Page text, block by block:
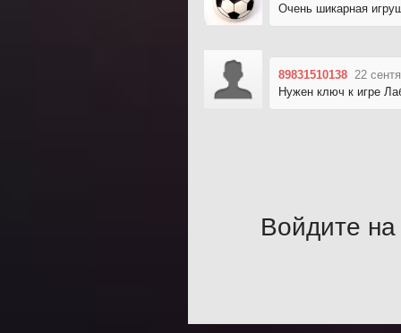
Очень шикарная
89831510138 22
Нужен ключ к игре
Войдите на